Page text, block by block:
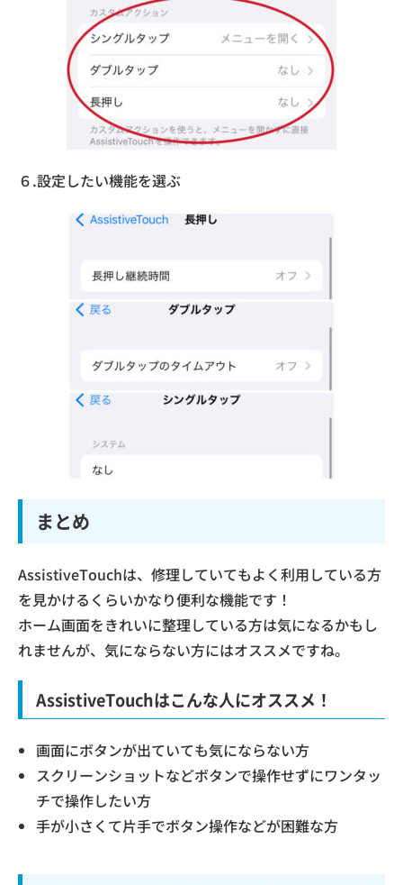
６.設定したい機能を選ぶ
まとめ
AssistiveTouchは、修理していてもよく利用している方
を見かけるくらいかなり便利な機能です！
ホーム画面をきれいに整理している方は気になるかもし
れませんが、気にならない方にはオススメですね。
AssistiveTouchはこんな人にオススメ！
画面にボタンが出ていても気にならない方
スクリーンショットなどボタンで操作せずにワンタッ
チで操作したい方
手が小さくて片手でボタン操作などが困難な方